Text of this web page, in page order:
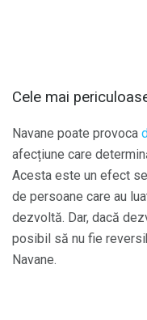
Cele mai
Navane poate provoca
afecțiune care
Acesta este un efect
de persoane care au
dezvoltă. Dar, dacă
posibil să nu fie
Navane.